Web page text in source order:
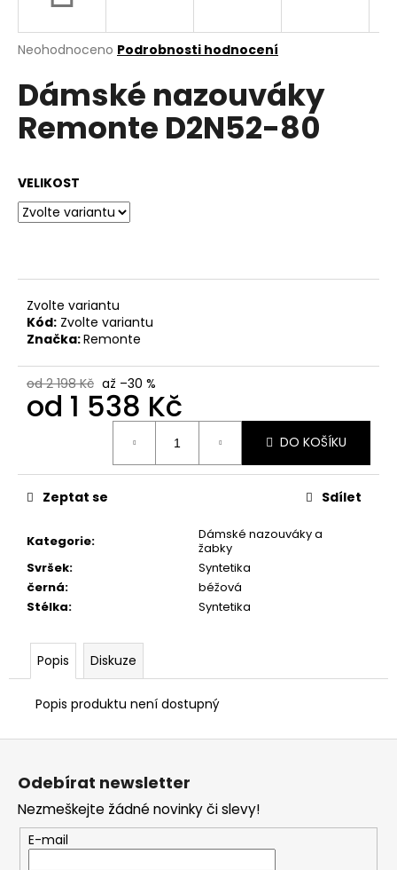
Průměrné
produktu
je
0,0
Neohodnoceno Podrobnosti hodnocení
Dámské nazouváky
Remonte D2N52-80
VELIKOST
Zvolte variantu
Kód: Zvolte variantu
Značka:Remonte
od 2 198 Kč až –30 %
od 1 538 Kč
DO KOŠÍKU
Kategorie:
Dámské nazouváky a
žabky
Svršek:
Syntetika
černá:
béžová
Stélka: Syntetika
Zeptat se Sdílet
Popis Diskuze
Popis produktu není dostupný
j
t
?
D
o
p
o
r
u
č
u
m
e
PRIMIGI
2418511
898
Z
Odebírat newsletter
Nezmeškejte žádné novinky či slevy!
E-mail